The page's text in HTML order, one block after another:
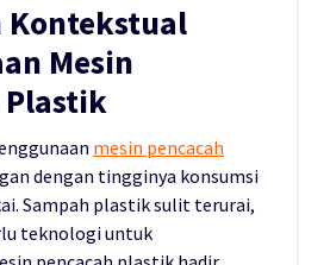
Kontekstual
Mesin
Plastik
mesin pencacah
dengan tingginya konsumsi
Sampah plastik sulit terurai,
teknologi untuk